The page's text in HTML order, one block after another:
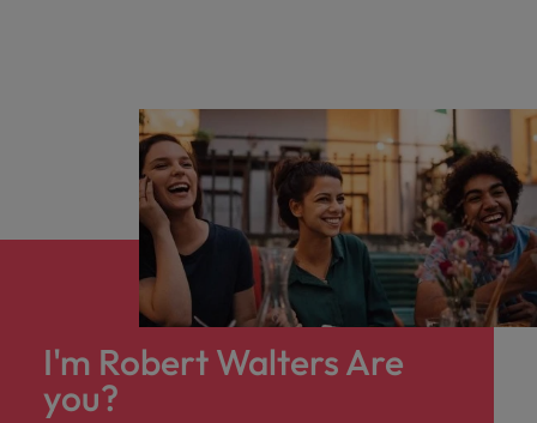
I'm Robert Walters Are
you?